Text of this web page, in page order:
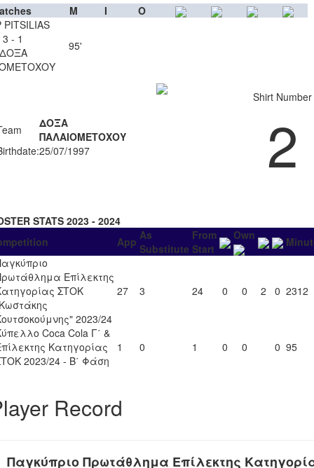
M I
O
PITSILIAS
3 - 1
95'
ΔΟΞΑ
ΠΑΛΑΙΟΜΕΤΟΧΟΥ
25/07/1997
Shirt Number
2
STATS 2023 - 2024
App As
Substitute
From
Start
Own
Επίλεκτης
ΣΤΟΚ
2023/24
27 3 24 0 0 2 0 2312
Coca Cola Γ΄ &
Κατηγορίας
2023/24 - Β΄ Φάση
1 0 1 0 0 0 95
Record
Παγκύπριο Πρωτάθλημα Επίλεκτης